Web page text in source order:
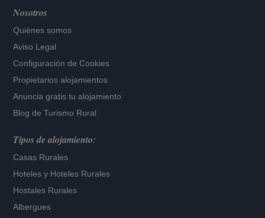
Nosotros
Quiénes somos
Aviso Legal
Configuración de Cookies
Propietarios alojamientos
Anuncia gratis tu alojamiento
Blog de Turismo Rural
Tipos de alojamiento:
Casas Rurales
Hoteles y Hoteles Rurales
Hostales Rurales
Albergues